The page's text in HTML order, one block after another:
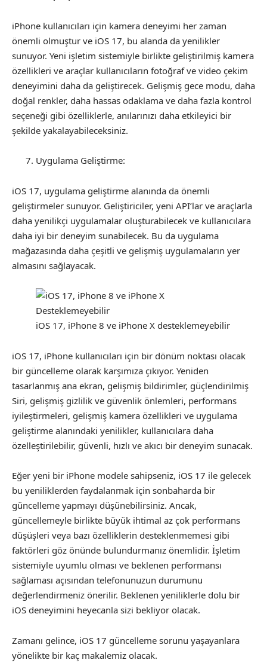
iPhone kullanıcıları için kamera deneyimi her zaman
önemli olmuştur ve iOS 17, bu alanda da yenilikler
sunuyor. Yeni işletim sistemiyle birlikte geliştirilmiş kamera
özellikleri ve araçlar kullanıcıların fotoğraf ve video çekim
deneyimini daha da geliştirecek. Gelişmiş gece modu, daha
doğal renkler, daha hassas odaklama ve daha fazla kontrol
seçeneği gibi özelliklerle, anılarınızı daha etkileyici bir
şekilde yakalayabileceksiniz.
Uygulama Geliştirme:
iOS 17, uygulama geliştirme alanında da önemli
geliştirmeler sunuyor. Geliştiriciler, yeni API’lar ve araçlarla
daha yenilikçi uygulamalar oluşturabilecek ve kullanıcılara
daha iyi bir deneyim sunabilecek. Bu da uygulama
mağazasında daha çeşitli ve gelişmiş uygulamaların yer
almasını sağlayacak.
iOS 17, iPhone 8 ve iPhone X desteklemeyebilir
iOS 17, iPhone kullanıcıları için bir dönüm noktası olacak
bir güncelleme olarak karşımıza çıkıyor. Yeniden
tasarlanmış ana ekran, gelişmiş bildirimler, güçlendirilmiş
Siri, gelişmiş gizlilik ve güvenlik önlemleri, performans
iyileştirmeleri, gelişmiş kamera özellikleri ve uygulama
geliştirme alanındaki yenilikler, kullanıcılara daha
özelleştirilebilir, güvenli, hızlı ve akıcı bir deneyim sunacak.
Eğer yeni bir iPhone modele sahipseniz, iOS 17 ile gelecek
bu yeniliklerden faydalanmak için sonbaharda bir
güncelleme yapmayı düşünebilirsiniz. Ancak,
güncellemeyle birlikte büyük ihtimal az çok performans
düşüşleri veya bazı özelliklerin desteklenmemesi gibi
faktörleri göz önünde bulundurmanız önemlidir. İşletim
sistemiyle uyumlu olması ve beklenen performansı
sağlaması açısından telefonunuzun durumunu
değerlendirmeniz önerilir. Beklenen yeniliklerle dolu bir
iOS deneyimini heyecanla sizi bekliyor olacak.
Zamanı gelince, iOS 17 güncelleme sorunu yaşayanlara
yönelikte bir kaç makalemiz olacak.